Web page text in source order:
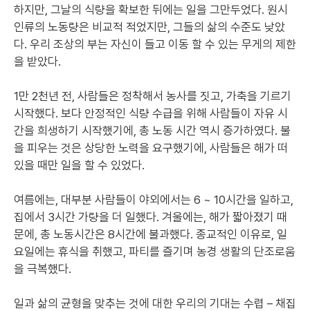
하지만, 그날의 식량을 확보한 뒤에는 일을 그만두었다. 원시
인류의 노동량은 비교적 적었지만, 그들의 삶의 수준도 낮았
다. 우리 조상의 부는 자신이 들고 이동 할 수 있는 무게의 제한
을 받았다.
1만 2천년 전, 사람들은 정착해서 농사를 짓고, 가축을 기르기
시작했다. 보다 안정적인 식량 수급을 위해 사람들이 자유 시
간을 희생하기 시작했기에, 총 노동 시간 역시 증가하였다. 불
을 피우는 것은 상당한 노력을 요구했기에, 사람들은 해가 떠
있을 때만 일을 할 수 있었다.
여름에는, 대부분 사람들이 야외에서는 6 ~ 10시간을 일하고,
집에서 3시간 가량을 더 일했다. 겨울에는, 해가 짧아졌기 때
문에, 총 노동시간은 8시간에 불과했다. 종교적인 이유로, 일
요일에는 휴식을 취했고, 파티를 즐기며 농경 생활의 단조로움
을 극복했다.
일과 삶의 균형을 맞추는 것에 대한 우리의 기대는 수렵 – 채집